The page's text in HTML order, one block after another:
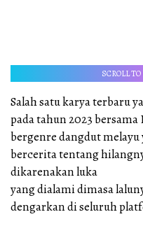
SCROLL
Salah satu karya terbaru
pada tahun 2023
bergenre dangdut
bercerita tentang
dikarenakan luka
yang dialami dimasa
dengarkan di seluruh